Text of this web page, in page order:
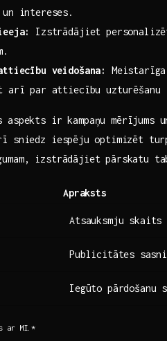
intereses.
‌Izstrādājiet
​veidošana:
arī par attiecību
aspekts ir kampaņu
sniedz iespēju⁤ optimizēt
izstrādājiet pārskatu
Apraksts
Atsauksmju
Publicitātes⁢
Iegūto pārdošanu
ar MI.*